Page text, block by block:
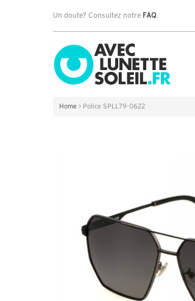
Un doute? Consultez notre FAQ.
Home > Police SPLL79-0622